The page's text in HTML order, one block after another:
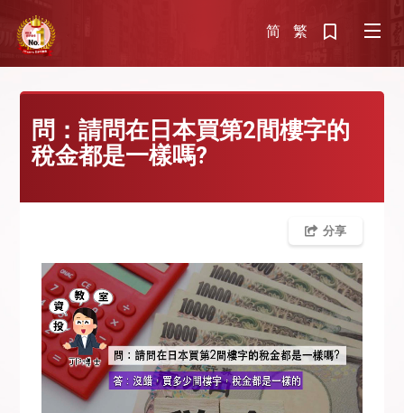
简 繁
問：請問在日本買第2間樓字的
稅金都是一樣嗎?
分享